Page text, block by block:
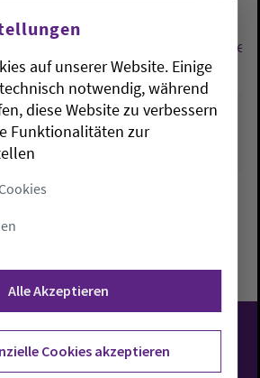
kirchenbuero.brake@kirche-
oldenburg.de
zu Übersicht
Lutherische
auf unserer Website. Einige
notwendig, während
diese Website zu verbessern
Funktionalitäten zur
Alle Akzeptieren
Cookies akzeptieren